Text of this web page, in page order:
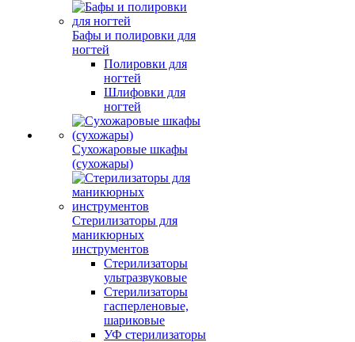
Бафы и полировки для
ногтей
Полировки для
ногтей
Шлифовки для
ногтей
Сухожаровые шкафы
(сухожары)
Стерилизаторы для
маникюрных
инструментов
Стерилизаторы
ультразвуковые
Стерилизаторы
гасперленовые,
шариковые
УФ стерилизаторы